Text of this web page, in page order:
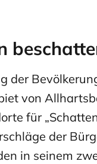
der
von
für
der
in seinem